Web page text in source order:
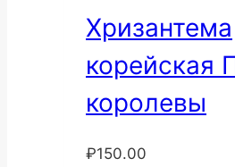
Хризантема
корейская
королевы
₽150.00